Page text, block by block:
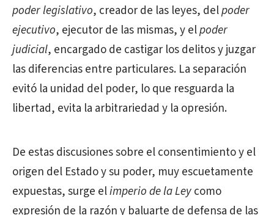
poder legislativo, creador de las leyes, delpoder
ejecutivo, ejecutor de las mismas, y elpoder
judicial, encargado de castigar los delitos y juzgar
las diferencias entre particulares. La separación
evitó la unidad del poder, lo que resguarda la
libertad, evita la arbitrariedad y la opresión.
De estas discusiones sobre el consentimiento y el
origen del Estado y su poder, muy escuetamente
expuestas, surge elimperio de la Leycomo
expresión de la razón y baluarte de defensa de las